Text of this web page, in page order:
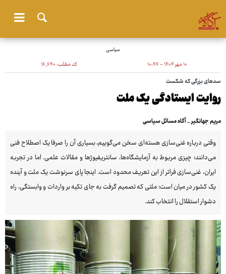
سیاسی
۱۰ مهر ۱۴۰۴ - ۱۰:۴۶ کد مطلب:۱۶٬۶۴۰
سدهای بزرگی که شکست
روایت ایستادگی یک ملت
مریم جهانگیر _ آگاه مسائل سیاسی
وقتی درباره غنی‌سازی هسته‌ای سخن می‌گوییم، بسیاری آن را صرفا یک اصطلاح فنی
می‌دانند؛ چیزی مربوط به آزمایشگاه‌ها، سانتریفیوژها و مقالات علمی. اما در تجربه
ایران، غنی‌سازی فراتر از این تعریف محدود است. اینجا پای سرنوشت یک ملت و آینده
یک کشور در میان است؛ ملتی که تصمیم گرفت به جای تکیه بر واردات و وابستگی، راه
دشوار استقلال را انتخاب کند.